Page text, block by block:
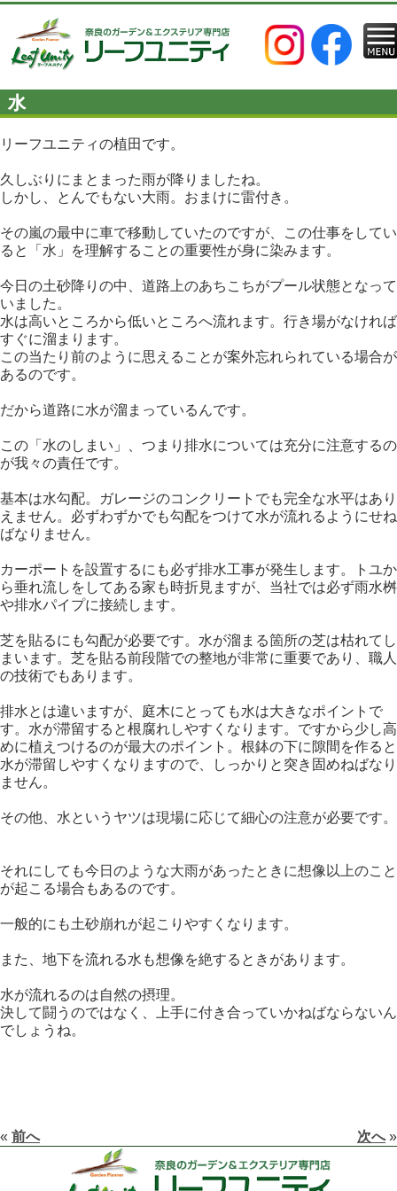
水
リーフユニティの植田です。
久しぶりにまとまった雨が降りましたね。
しかし、とんでもない大雨。おまけに雷付き。
その嵐の最中に車で移動していたのですが、この仕事をしてい
ると「水」を理解することの重要性が身に染みます。
今日の土砂降りの中、道路上のあちこちがプール状態となって
いました。
水は高いところから低いところへ流れます。行き場がなければ
すぐに溜まります。
この当たり前のように思えることが案外忘れられている場合が
あるのです。
だから道路に水が溜まっているんです。
この「水のしまい」、つまり排水については充分に注意するの
が我々の責任です。
基本は水勾配。ガレージのコンクリートでも完全な水平はあり
えません。必ずわずかでも勾配をつけて水が流れるようにせね
ばなりません。
カーポートを設置するにも必ず排水工事が発生します。トユか
ら垂れ流しをしてある家も時折見ますが、当社では必ず雨水桝
や排水パイプに接続します。
芝を貼るにも勾配が必要です。水が溜まる箇所の芝は枯れてし
まいます。芝を貼る前段階での整地が非常に重要であり、職人
の技術でもあります。
排水とは違いますが、庭木にとっても水は大きなポイントで
す。水が滞留すると根腐れしやすくなります。ですから少し高
めに植えつけるのが最大のポイント。根鉢の下に隙間を作ると
水が滞留しやすくなりますので、しっかりと突き固めねばなり
ません。
その他、水というヤツは現場に応じて細心の注意が必要です。
それにしても今日のような大雨があったときに想像以上のこと
が起こる場合もあるのです。
一般的にも土砂崩れが起こりやすくなります。
また、地下を流れる水も想像を絶するときがあります。
水が流れるのは自然の摂理。
決して闘うのではなく、上手に付き合っていかねばならないん
でしょうね。
« 前へ 次へ»